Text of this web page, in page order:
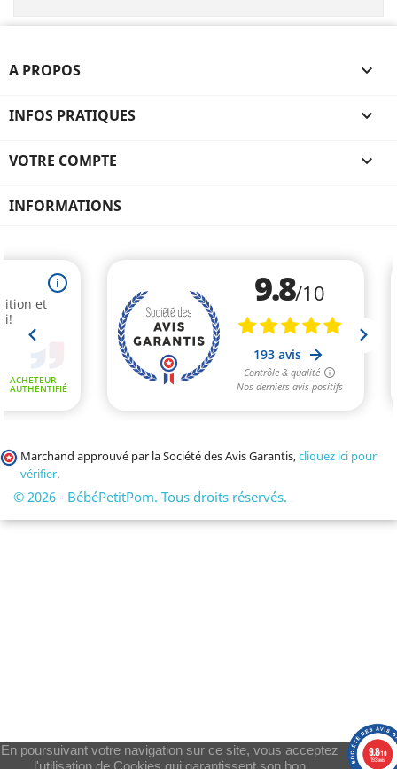
A PROPOS 
INFOS PRATIQUES 
VOTRE COMPTE 
INFORMATIONS
En poursuivant votre navigation sur ce site, vous acceptez
l'utilisation de Cookies qui garantissent son bon
Marchand approuvé par la Société des Avis Garantis,cliquez ici pour
vérifier.
© 2026 - BébéPetitPom. Tous droits réservés.
9.8/10
193 avis